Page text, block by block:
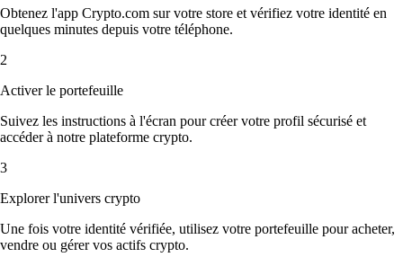
Obtenez l'app Crypto.com sur votre store et vérifiez votre identité en
quelques minutes depuis votre téléphone.
2
Activer le portefeuille
Suivez les instructions à l'écran pour créer votre profil sécurisé et
accéder à notre plateforme crypto.
3
Explorer l'univers crypto
Une fois votre identité vérifiée, utilisez votre portefeuille pour acheter,
vendre ou gérer vos actifs crypto.